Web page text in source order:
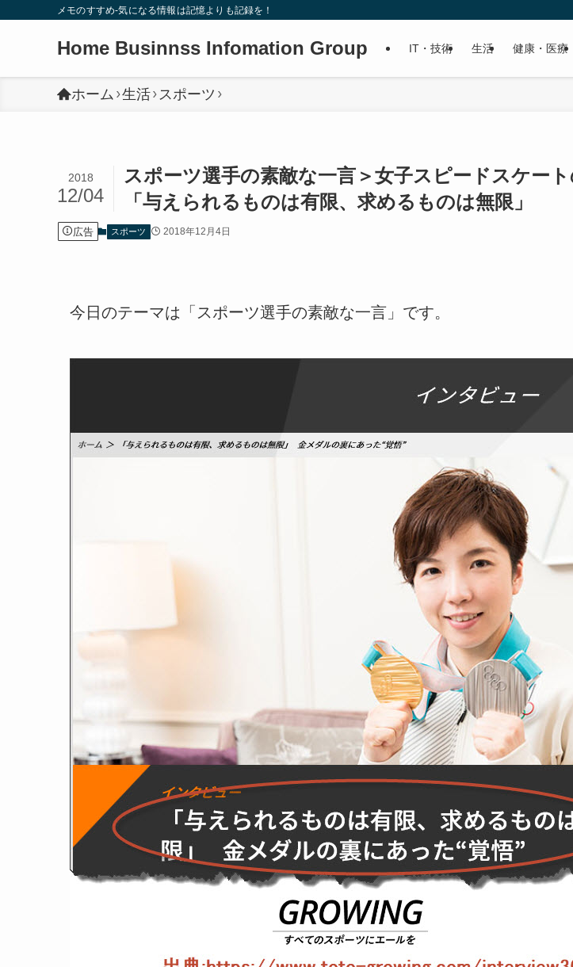
メモのすすめ-気になる情報は記憶よりも記録を！
Home Businnss Infomation Group IT・技術 生活 健康・医療
ホーム 生活 スポーツ
スポーツ選手の素敵な一言＞女子スピードスケー
「与えられるものは有限、求めるものは無限」
2018
12/04
広告 スポーツ 2018年12月4日
今日のテーマは「スポーツ選手の素敵な一言」です。